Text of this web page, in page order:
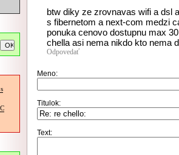
btw diky ze zrovnavas wifi a dsl
s fibernetom a next-com medzi
ponuka cenovo dostupnu max
chella asi nema nikdo kto nema
Odpovedať
Meno:
Titulok:
Text: